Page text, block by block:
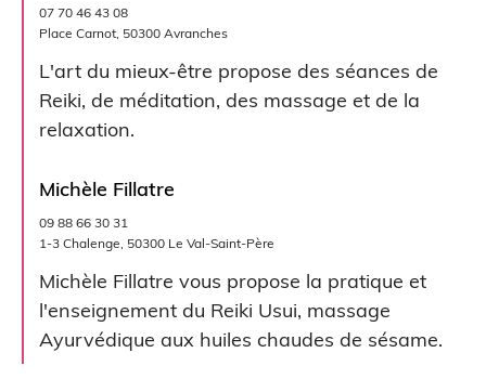
07 70 46 43 08
Place Carnot, 50300 Avranches
L'art du mieux-être propose des séances de
Reiki, de méditation, des massage et de la
relaxation.
Michèle Fillatre
09 88 66 30 31
1-3 Chalenge, 50300 Le Val-Saint-Père
Michèle Fillatre vous propose la pratique et
l'enseignement du Reiki Usui, massage
Ayurvédique aux huiles chaudes de sésame.